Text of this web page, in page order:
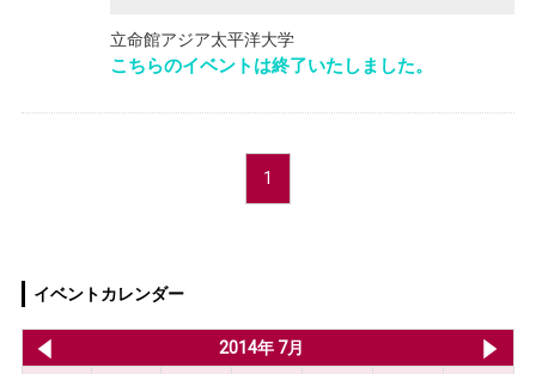
立命館アジア太平洋大学
こちらのイベントは終了いたしました。
1
イベントカレンダー
2014年 7月